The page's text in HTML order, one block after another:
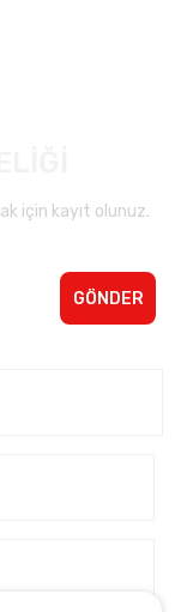
için kayıt olunuz.
GÖNDER